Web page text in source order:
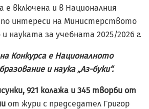
включена и в Националния
по интереси нa Министерството
науката за учебната 2025/2026 г.
Конкурса е Националното
и наука „Аз-буки“.
921 колажа и 345 творби от
от жури с председател Григор